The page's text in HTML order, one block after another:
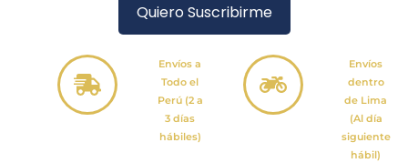
Quiero Suscribirme
Envíos a
Todo el
Perú (2 a
3 días
hábiles)
Envíos
dentro
de Lima
(Al día
siguiente
hábil)